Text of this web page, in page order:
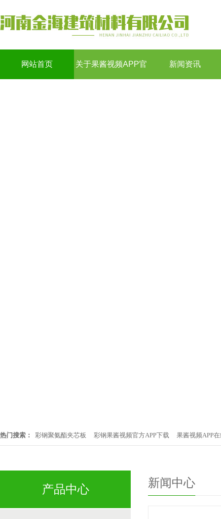
网站首页 关于果酱视频APP官 新闻资讯
热门搜索： 彩钢聚氨酯夹芯板 彩钢果酱视频官方APP下载 果酱视频APP
产品中心 新闻中心